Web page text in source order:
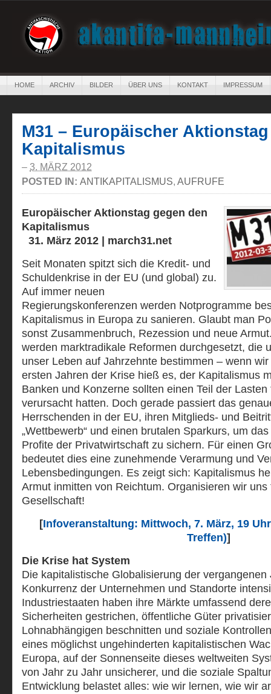
HOME ARCHIV BILDER ÜBER UNS KONTAKT IMPRESSUM
M31 – Europäischer
Kapitalismus
– 3. MÄRZ 2012
POSTED IN: ANTIKAPITALISMUS, AUFRUFE
Europäischer Aktionstag gegen den
Kapitalismus
31. März 2012 | march31.net
Seit Monaten spitzt sich die Kredit- und
Schuldenkrise in der EU (und global) zu.
Auf immer neuen
Regierungskonferenzen werden Notprogramme
Kapitalismus in Europa zu sanieren. Glaubt man
sonst Zusammenbruch, Rezession und neue
werden marktradikale Reformen durchgesetzt, die
unser Leben auf Jahrzehnte bestimmen – wenn
ersten Jahren der Krise hieß es, der Kapitalismus
Banken und Konzerne sollten einen Teil der
verursacht hatten. Doch gerade passiert das
Herrschenden in der EU, ihren Mitglieds- und
„Wettbewerb“ und einen brutalen Sparkurs, um das
Profite der Privatwirtschaft zu sichern. Für einen
bedeutet dies eine zunehmende Verarmung und
Lebensbedingungen. Es zeigt sich: Kapitalismus
Armut inmitten von Reichtum. Organisieren wir
Gesellschaft!
[Infoveranstaltung: Mittwoch, 7. März, 19
Treffen)]
Die Krise hat System
Die kapitalistische Globalisierung der
Konkurrenz der Unternehmen und Standorte
Industriestaaten haben ihre Märkte umfassend
Sicherheiten gestrichen, öffentliche Güter
Lohnabhängigen beschnitten und soziale
eines möglichst ungehinderten kapitalistischen
Europa, auf der Sonnenseite dieses weltweiten
von Jahr zu Jahr unsicherer, und die soziale
Entwicklung belastet alles: wie wir lernen, wie wir